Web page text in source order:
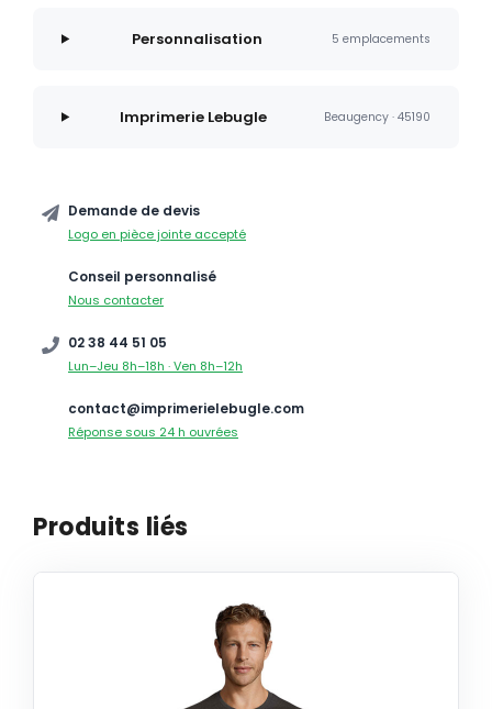
Personnalisation 5 emplacements
Imprimerie Lebugle Beaugency · 45190
Demande de devis
Logo en pièce jointe accepté
Conseil personnalisé
Nous contacter
02 38 44 51 05
Lun–Jeu 8h–18h · Ven 8h–12h
contact@imprimerielebugle.com
Réponse sous 24 h ouvrées
Produits liés